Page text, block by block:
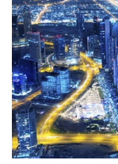
Blog
Yana
Qidirish